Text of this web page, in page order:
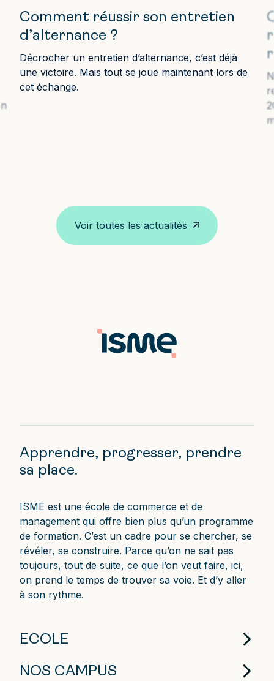
Comment réussir son entretien
d’alternance ?
Décrocher un entretien d’alternance, c’est déjà
une victoire. Mais tout se joue maintenant lors de
cet échange.
Voir toutes les actualités
Apprendre, progresser, prendre
sa place.
ISME est une école de commerce et de
management qui offre bien plus qu’un programme
de formation. C’est un cadre pour se chercher, se
révéler, se construire. Parce qu’on ne sait pas
toujours, tout de suite, ce que l’on veut faire, ici,
on prend le temps de trouver sa voie. Et d’y aller
à son rythme.
ECOLE
NOS CAMPUS